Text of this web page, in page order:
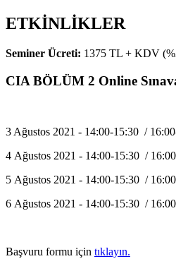
ETKİNLİKLER
Seminer Ücreti: 1375 TL + KDV
CIA BÖLÜM 2 Online
3 Ağustos 2021 - 14:00-15:30 /
4 Ağustos 2021 - 14:00-15:30 /
5 Ağustos 2021 - 14:00-15:30 /
6 Ağustos 2021 - 14:00-15:30 /
Başvuru formu için tıklayın.